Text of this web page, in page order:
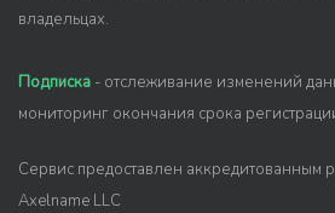
владельцах.
Подписка - отслеживание изменений
мониторинг окончания срока
Сервис предоставлен аккредитованным
Axelname LLC